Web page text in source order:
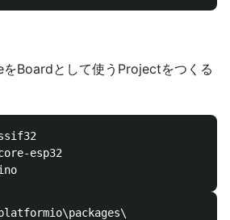
Boardとして使うProjectをつくる
esp32